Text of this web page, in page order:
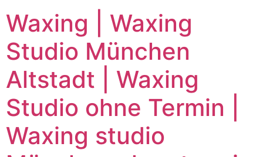
Waxing | Waxing
Studio München
Altstadt | Waxing
Studio ohne Termin |
Waxing studio